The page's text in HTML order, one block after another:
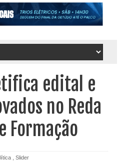
edital e
no Reda
Formação
Slider